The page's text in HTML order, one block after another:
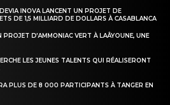
INOVA LANCENT UN PROJET DE
DE 1,5 MILLIARD DE DOLLARS À CASABLANCA
D’AMMONIAC VERT À LAÂYOUNE, UNE
LES JEUNES TALENTS QUI RÉALISERONT
PLUS DE 8 000 PARTICIPANTS À TANGER EN